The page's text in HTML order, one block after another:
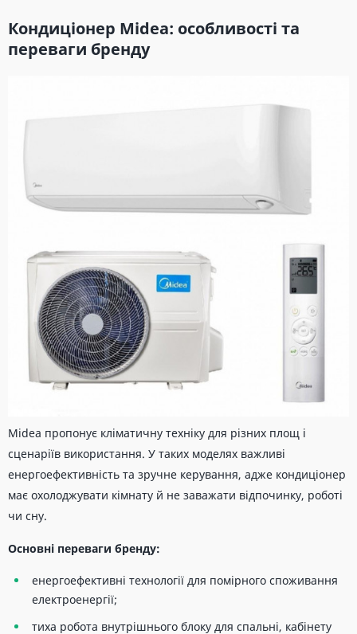
Кондиціонер Midea: особливості та
переваги бренду
Midea пропонує кліматичну техніку для різних площ і
сценаріїв використання. У таких моделях важливі
енергоефективність та зручне керування, адже кондиціонер
має охолоджувати кімнату й не заважати відпочинку, роботі
чи сну.
Основні переваги бренду:
енергоефективні технології для помірного споживання
електроенергії;
тиха робота внутрішнього блоку для спальні, кабінету